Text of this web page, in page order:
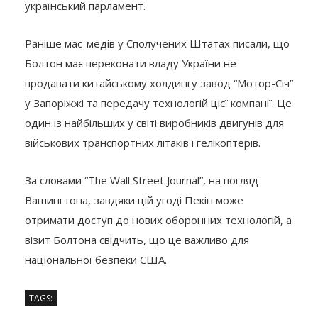
український парламент.
Раніше мас-медів у Сполучених Штатах писали, що
Болтон має переконати владу України не
продавати китайському холдингу завод “Мотор-Січ”
у Запоріжжі та передачу технологій цієї компанії. Це
один із найбільших у світі виробників двигунів для
військових транспортних літаків і гелікоптерів.
За словами “The Wall Street Journal”, на погляд
Вашингтона, завдяки цій угоді Пекін може
отримати доступ до нових оборонних технологій, а
візит Болтона свідчить, що це важливо для
національної безпеки США.
TAGS: